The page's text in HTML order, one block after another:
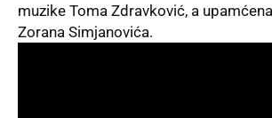
muzike Toma Zdravković, a
Zorana Simjanovića.